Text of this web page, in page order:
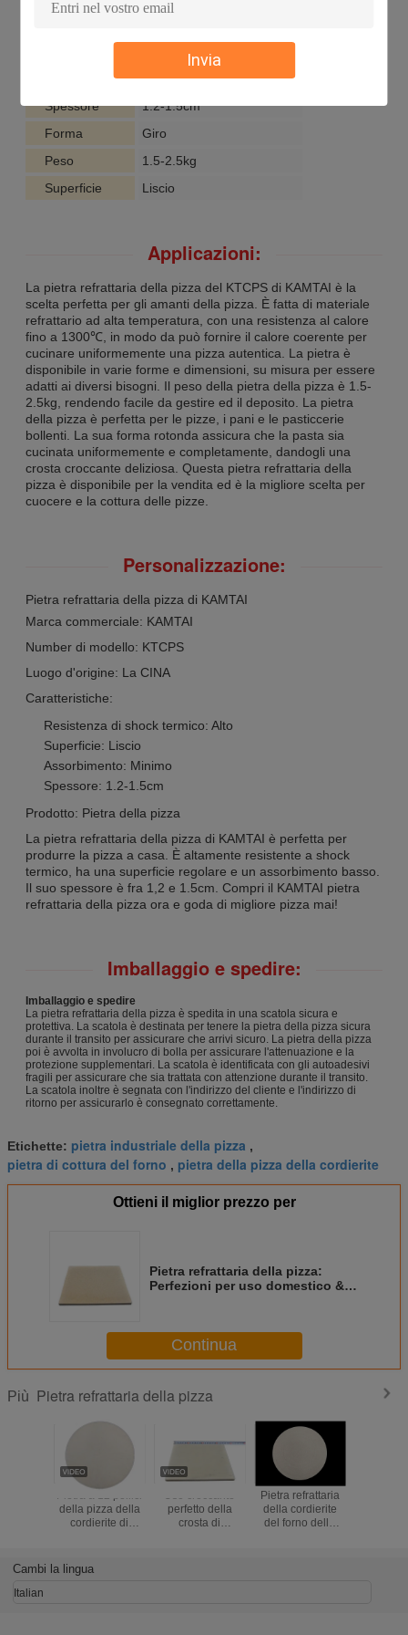
Invia
Durevolezza
Alto
Spessore
1.2-1.5cm
Forma
Giro
Peso
1.5-2.5kg
Superficie
Liscio
Applicazioni:
La pietra refrattaria della pizza del KTCPS di KAMTAI è la
scelta perfetta per gli amanti della pizza. È fatta di materiale
refrattario ad alta temperatura, con una resistenza al calore
fino a 1300℃, in modo da può fornire il calore coerente per
cucinare uniformemente una pizza autentica. La pietra è
disponibile in varie forme e dimensioni, su misura per essere
adatti ai diversi bisogni. Il peso della pietra della pizza è 1.5-
2.5kg, rendendo facile da gestire ed il deposito. La pietra
della pizza è perfetta per le pizze, i pani e le pasticcerie
bollenti. La sua forma rotonda assicura che la pasta sia
cucinata uniformemente e completamente, dandogli una
crosta croccante deliziosa. Questa pietra refrattaria della
pizza è disponibile per la vendita ed è la migliore scelta per
cuocere e la cottura delle pizze.
Personalizzazione:
Pietra refrattaria della pizza di KAMTAI
Marca commerciale: KAMTAI
Number di modello: KTCPS
Luogo d'origine: La CINA
Caratteristiche:
Resistenza di shock termico: Alto
Superficie: Liscio
Assorbimento: Minimo
Spessore: 1.2-1.5cm
Prodotto: Pietra della pizza
La pietra refrattaria della pizza di KAMTAI è perfetta per
produrre la pizza a casa. È altamente resistente a shock
termico, ha una superficie regolare e un assorbimento basso.
Il suo spessore è fra 1,2 e 1.5cm. Compri il KAMTAI pietra
refrattaria della pizza ora e goda di migliore pizza mai!
Imballaggio e spedire:
Imballaggio e spedire
La pietra refrattaria della pizza è spedita in una scatola sicura e
protettiva. La scatola è destinata per tenere la pietra della pizza sicura
durante il transito per assicurare che arrivi sicuro. La pietra della pizza
poi è avvolta in involucro di bolla per assicurare l'attenuazione e la
protezione supplementari. La scatola è identificata con gli autoadesivi
fragili per assicurare che sia trattata con attenzione durante il transito.
La scatola inoltre è segnata con l'indirizzo del cliente e l'indirizzo di
ritorno per assicurarlo è consegnato correttamente.
Etichette: pietra industriale della pizza ,
pietra di cottura del forno , pietra della pizza della cordierite
Ottieni il miglior prezzo per
Pietra refrattaria della pizza:
Perfezioni per uso domestico &
Continua
Più Pietra refrattaria della pizza
Pietra a 12 pollici
della pizza della
cordierite di
pietra refrattaria
ad alta densità di
Uso croccante
perfetto della
crosta di
Pietra refrattaria
della cordierite
del forno della
Cambi la lingua
Italian